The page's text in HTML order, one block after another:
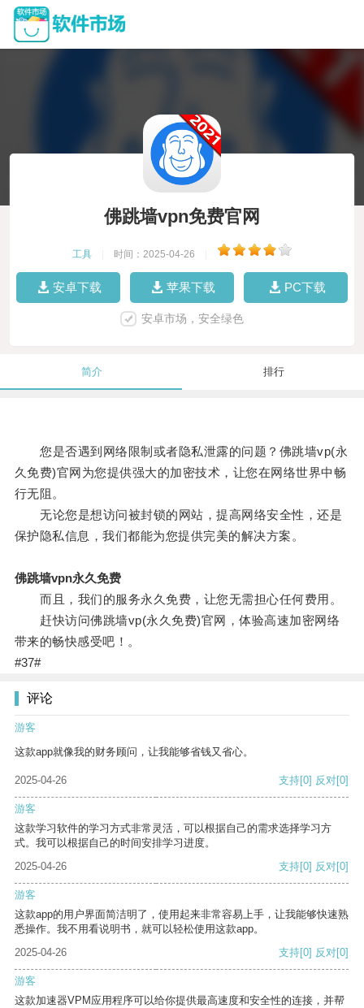
佛跳墙vpn免费官网
工具 时间：2025-04-26
安卓下载 苹果下载 PC下载
安卓市场，安全绿色
简介 排行
您是否遇到网络限制或者隐私泄露的问题？佛跳墙vp(永
久免费)官网为您提供强大的加密技术，让您在网络世界中畅
行无阻。
无论您是想访问被封锁的网站，提高网络安全性，还是
保护隐私信息，我们都能为您提供完美的解决方案。
佛跳墙vpn永久免费
而且，我们的服务永久免费，让您无需担心任何费用。
赶快访问佛跳墙vp(永久免费)官网，体验高速加密网络
带来的畅快感受吧！。
#37#
评论
游客
这款app就像我的财务顾问，让我能够省钱又省心。
2025-04-26 支持[0] 反对[0]
游客
这款学习软件的学习方式非常灵活，可以根据自己的需求选择学习方
式。我可以根据自己的时间安排学习进度。
2025-04-26
支持[0] 反对[0]
游客
这款app的用户界面简洁明了，使用起来非常容易上手，让我能够快速熟
悉操作。我不用看说明书，就可以轻松使用这款app。
2025-04-26
支持[0] 反对[0]
游客
这款加速器VPM应用程序可以给你提供最高速度和安全性的连接，并帮